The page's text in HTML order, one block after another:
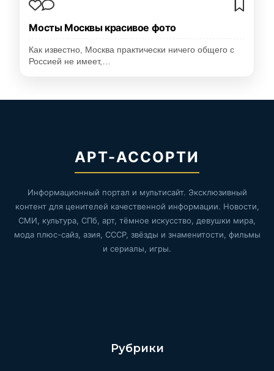
Мосты Москвы красивое фото
Как известно, Москва практически ничего общего с
Россией не имеет,…
АРТ-АССОРТИ
Информационный портал и мультисайт. Эксклюзивный
контент для ценителей качественной информации. Новости,
СМИ, культура, СПб, арт, тёмное искусство, девушки мира,
мода плюс-сайз, азия, СССР, звёзды и знаменитости, фильмы
и сериалы, игры.
Рубрики